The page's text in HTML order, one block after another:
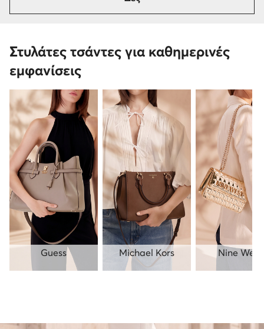
Στυλάτες τσάντες για καθημερινές
εμφανίσεις
Guess Michael Kors Nine West